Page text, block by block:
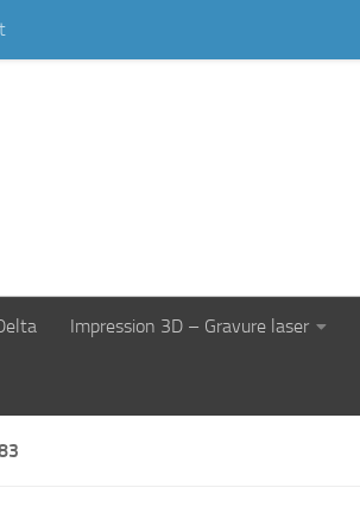
Impression 3D – Gravure laser